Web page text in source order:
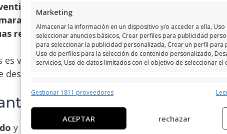
Marketing
Almacenar la información en un dispositivo y/o acceder a ella,
seleccionar anuncios básicos, Crear perfiles para publicidad
para seleccionar la publicidad personalizada, Crear un perfil para
Uso de perfiles para la selección de contenido personalizado,
servicios, Uso de datos limitados con el objetivo de seleccionar el
Características
Vincular diferentes dispositivos, Identificación de dispositivos en
información transmitida de forma automática.
Gestionar 1811 proveedores
ACEPTAR rechazar
residuales
es vital para garantizar el buen funcionamiento
describen algunos de estos servicios en detalle.
y desatascos
y losdesatascosson servicios esenciales para